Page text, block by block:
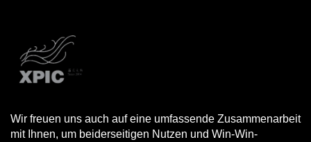
Wir freuen uns auch auf eine umfassende Zusammenarbeit
mit Ihnen, um beiderseitigen Nutzen und Win-Win-